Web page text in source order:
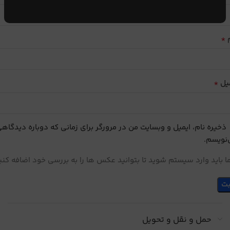
*
*
ذخیره نام، ایمیل و وبسایت من در مرورگر برای زمانی که دوباره
باید وارد سیستم شوید تا بتوانید عکس ها را به بررسی خود اضافه
حمل و نقل و تحویل